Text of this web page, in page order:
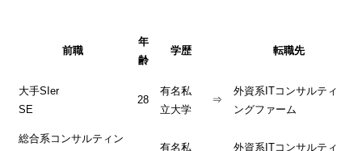
前職
年
齢
学歴 転職先
大手SIer
SE
28
有名私
立大学
⇒
外資系ITコンサルティ
ングファーム
総合系コンサルティン
有名私
外資系ITコンサルティ